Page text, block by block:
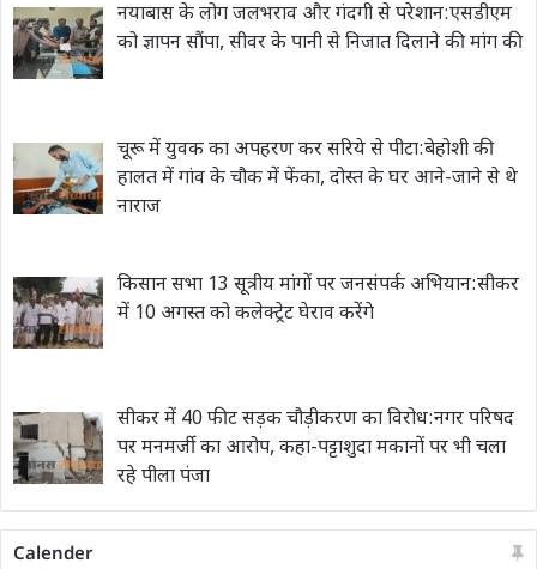
नयाबास के लोग जलभराव और गंदगी से परेशान:एसडीएम
को ज्ञापन सौंपा, सीवर के पानी से निजात दिलाने की मांग की
चूरू में युवक का अपहरण कर सरिये से पीटा:बेहोशी की
हालत में गांव के चौक में फेंका, दोस्त के घर आने-जाने से थे
नाराज
किसान सभा 13 सूत्रीय मांगों पर जनसंपर्क अभियान:सीकर
में 10 अगस्त को कलेक्ट्रेट घेराव करेंगे
सीकर में 40 फीट सड़क चौड़ीकरण का विरोध:नगर परिषद
पर मनमर्जी का आरोप, कहा-पट्टाशुदा मकानों पर भी चला
रहे पीला पंजा
Calender